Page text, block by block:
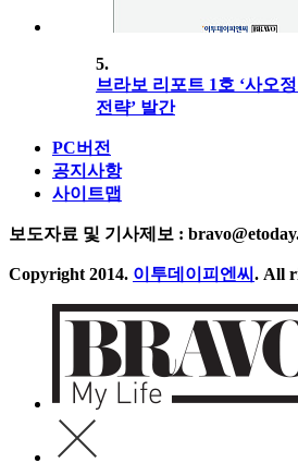
5.
브라보 리포트 1호 ‘사오
전략’ 발간
PC버전
공지사항
사이트맵
보도자료 및 기사제보 :
Copyright 2014. 이투데이피엔씨 . All